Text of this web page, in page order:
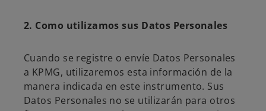
2. Como utilizamos sus Datos Personales
Cuando se registre o envíe Datos Personales
a KPMG, utilizaremos esta información de la
manera indicada en este instrumento. Sus
Datos Personales no se utilizarán para otros